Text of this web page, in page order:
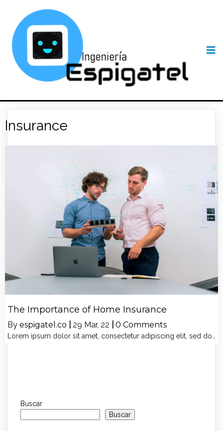
Insurance
The Importance of Home Insurance
By espigatel.co 29 Mar, 22 0 Comments
Lorem ipsum dolor sit amet, consectetur adipiscing elit, sed do…
Buscar
Buscar